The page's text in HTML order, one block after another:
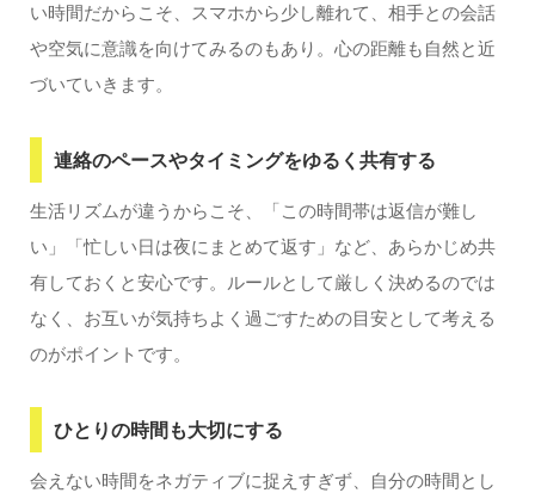
い時間だからこそ、スマホから少し離れて、相手との会話
や空気に意識を向けてみるのもあり。心の距離も自然と近
づいていきます。
連絡のペースやタイミングをゆるく共有する
生活リズムが違うからこそ、「この時間帯は返信が難し
い」「忙しい日は夜にまとめて返す」など、あらかじめ共
有しておくと安心です。ルールとして厳しく決めるのでは
なく、お互いが気持ちよく過ごすための目安として考える
のがポイントです。
ひとりの時間も大切にする
会えない時間をネガティブに捉えすぎず、自分の時間とし